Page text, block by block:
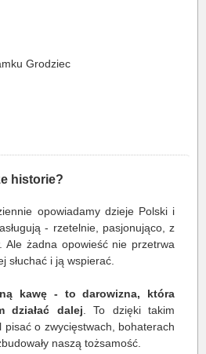
Grodziec
historie?
opowiadamy dzieje Polski i
- rzetelnie, pasjonująco, z
Ale żadna opowieść nie przetrwa
słuchać i ją wspierać.
kawę - to darowizna, która
działać dalej. To dzięki takim
o zwycięstwach, bohaterach
naszą tożsamość.